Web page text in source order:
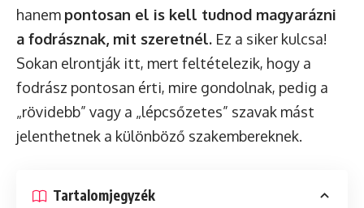
hanem pontosan el is kell tudnod magyarázni
a fodrásznak, mit szeretnél. Ez a siker kulcsa!
Sokan elrontják itt, mert feltételezik, hogy a
fodrász pontosan érti, mire gondolnak, pedig a
„rövidebb” vagy a „lépcsőzetes” szavak mást
jelenthetnek a különböző szakembereknek.
Tartalomjegyzék